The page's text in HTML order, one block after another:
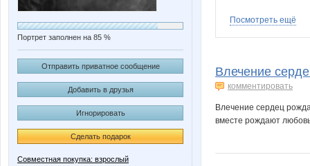
Портрет заполнен на 85 %
Отправить приватное сообщение
Добавить в друзья
Игнорировать
Сделать подарок
Совместная покупка: взрослый
Посмотреть ещё
Влечение
комментировать
Влечение сердец
вместе рождают